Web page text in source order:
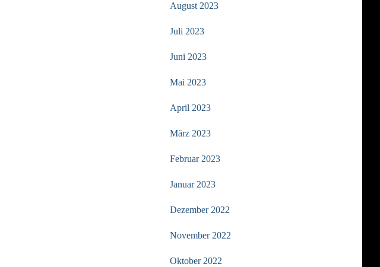
August 2023
Juli 2023
Juni 2023
Mai 2023
April 2023
März 2023
Februar 2023
Januar 2023
Dezember 2022
November 2022
Oktober 2022